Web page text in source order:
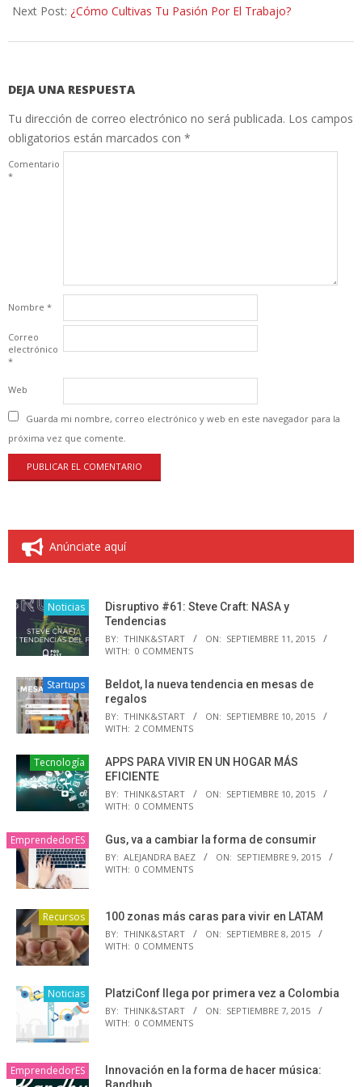
Next Post: ¿Cómo Cultivas Tu Pasión Por El Trabajo?
DEJA UNA RESPUESTA
Tu dirección de correo electrónico no será publicada. Los campos
obligatorios están marcados con *
Comentario
*
Nombre *
Correo
electrónico
*
Web
Guarda mi nombre, correo electrónico y web en este navegador para la
próxima vez que comente.
Anúnciate aquí
Noticias
Disruptivo #61: Steve Craft: NASA y
Tendencias
BY: THINK&START ON: SEPTIEMBRE 11, 2015
WITH: 0 COMMENTS
Startups
Beldot, la nueva tendencia en mesas de
regalos
BY: THINK&START ON: SEPTIEMBRE 10, 2015
WITH: 2 COMMENTS
Tecnología
APPS PARA VIVIR EN UN HOGAR MÁS
EFICIENTE
BY: THINK&START ON: SEPTIEMBRE 10, 2015
WITH: 0 COMMENTS
EmprendedorES Gus, va a cambiar la forma de consumir
BY: ALEJANDRA BAEZ ON: SEPTIEMBRE 9, 2015
WITH: 0 COMMENTS
Recursos 100 zonas más caras para vivir en LATAM
BY: THINK&START ON: SEPTIEMBRE 8, 2015
WITH: 0 COMMENTS
Noticias PlatziConf llega por primera vez a Colombia
BY: THINK&START ON: SEPTIEMBRE 7, 2015
WITH: 0 COMMENTS
EmprendedorES
Innovación en la forma de hacer música: